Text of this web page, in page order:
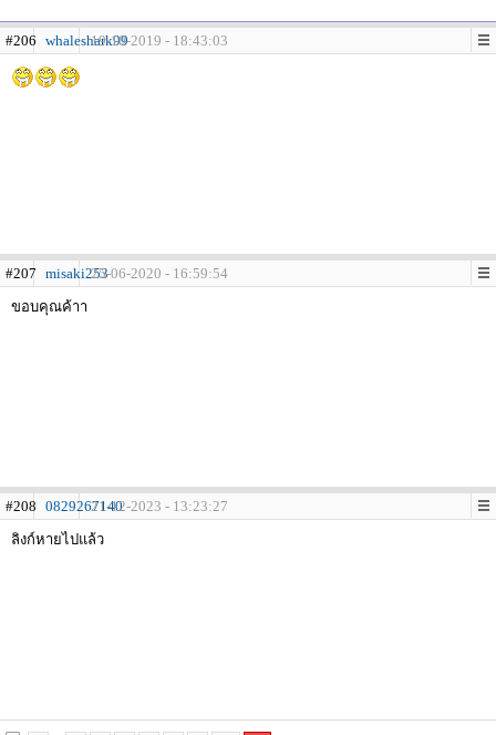
#206 whaleshark9919-10-2019 - 18:43:03
#207 misaki25325-06-2020 - 16:59:54
ขอบคุณค้าา
#208 082926714021-12-2023 - 13:23:27
ลิงก์หายไปแล้ว